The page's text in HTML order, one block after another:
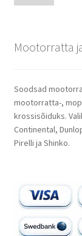
Mootorratta
Soodsad
mootorratta-,
krossisõiduks.
Continental,
Pirelli ja Shinko.